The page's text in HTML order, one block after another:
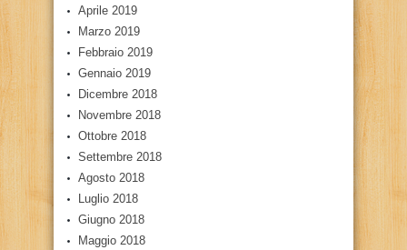
Aprile 2019
Marzo 2019
Febbraio 2019
Gennaio 2019
Dicembre 2018
Novembre 2018
Ottobre 2018
Settembre 2018
Agosto 2018
Luglio 2018
Giugno 2018
Maggio 2018